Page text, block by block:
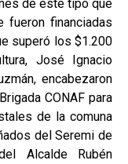
de este tipo que
fueron financiadas
superó los $1.200
José Ignacio
encabezaron
CONAF para
de la comuna
del Seremi de
Alcalde Rubén